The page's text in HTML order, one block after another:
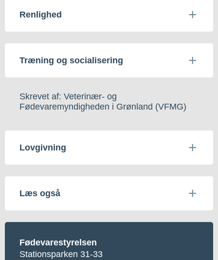
Renlighed
Træning og socialisering
Skrevet af: Veterinær- og
Fødevaremyndigheden i Grønland (VFMG)
Lovgivning
Læs også
Fødevarestyrelsen
Stationsparken 31-33